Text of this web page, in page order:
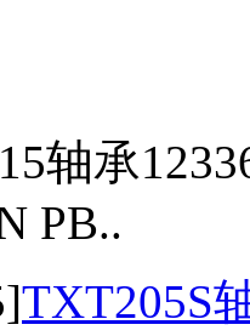
轴承
PB..
TXT205S